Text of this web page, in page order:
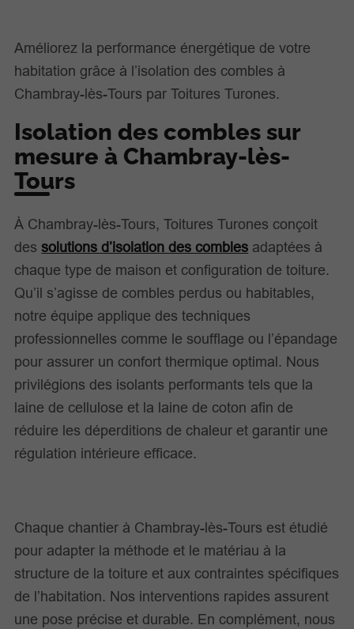
Améliorez la performance énergétique de votre
habitation grâce à l’isolation des combles à
Chambray-lès-Tours par Toitures Turones.
Isolation des combles sur
mesure à Chambray-lès-
Tours
À Chambray-lès-Tours, Toitures Turones conçoit
des solutions d’isolation des combles adaptées à
chaque type de maison et configuration de toiture.
Qu’il s’agisse de combles perdus ou habitables,
notre équipe applique des techniques
professionnelles comme le soufflage ou l’épandage
pour assurer un confort thermique optimal. Nous
privilégions des isolants performants tels que la
laine de cellulose et la laine de coton afin de
réduire les déperditions de chaleur et garantir une
régulation intérieure efficace.
Chaque chantier à Chambray-lès-Tours est étudié
pour adapter la méthode et le matériau à la
structure de la toiture et aux contraintes spécifiques
de l’habitation. Nos interventions rapides assurent
une pose précise et durable. En complément, nous